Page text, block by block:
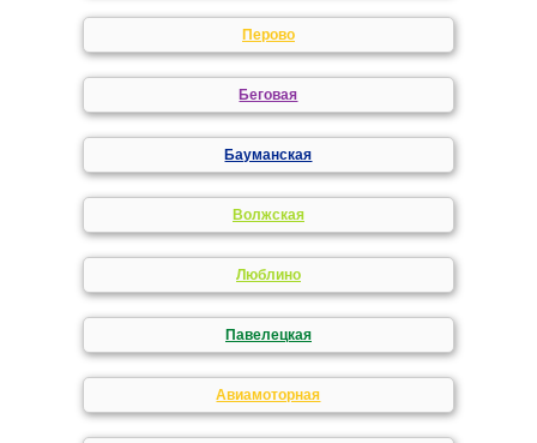
Перово
Беговая
Бауманская
Волжская
Люблино
Павелецкая
Авиамоторная